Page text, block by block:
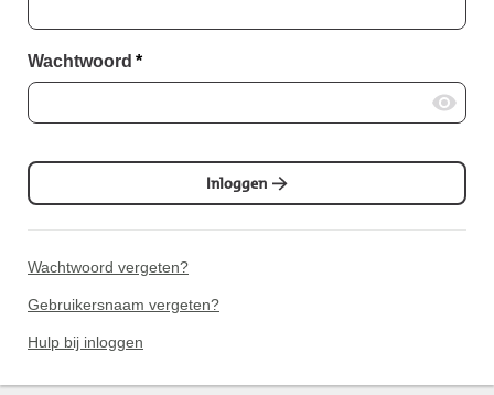
Wachtwoord *
Inloggen
Wachtwoord vergeten?
Gebruikersnaam vergeten?
Hulp bij inloggen